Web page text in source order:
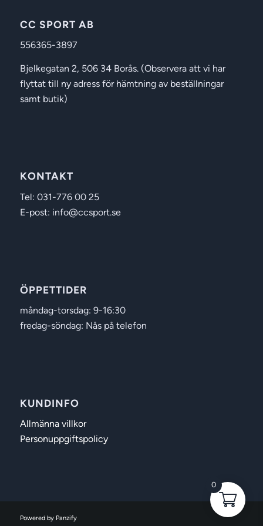
CC SPORT AB
556365-3897
Bjelkegatan 2, 506 34 Borås. (Observera att vi har
flyttat till ny adress för hämtning av beställningar
samt butik)
KONTAKT
Tel: 031-776 00 25
E-post: info@ccsport.se
ÖPPETTIDER
måndag-torsdag: 9-16:30
fredag-söndag: Nås på telefon
KUNDINFO
Allmänna villkor
Personuppgiftspolicy
Powered by Panzify
0